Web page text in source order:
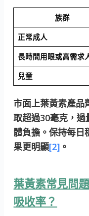
族群
正常成人
長時間用眼或高需求
兒童
市面上葉黃素產品
取超過30毫克，
體負擔。保持每日
果更明顯[2] 。
葉黃素常見問
吸收率？